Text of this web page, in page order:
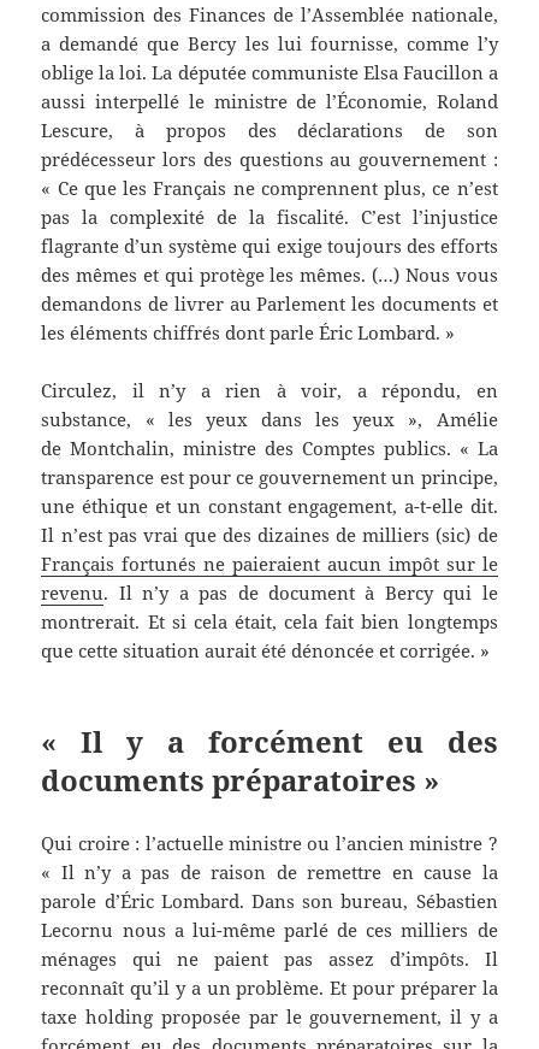
commission des Finances de l’Assemblée nationale,
a demandé que Bercy les lui fournisse, comme l’y
oblige la loi. La députée communiste Elsa Faucillon a
aussi interpellé le ministre de l’Économie, Roland
Lescure, à propos des déclarations de son
prédécesseur lors des questions au gouvernement :
« Ce que les Français ne comprennent plus, ce n’est
pas la complexité de la fiscalité. C’est l’injustice
flagrante d’un système qui exige toujours des efforts
des mêmes et qui protège les mêmes. (…) Nous vous
demandons de livrer au Parlement les documents et
les éléments chiffrés dont parle Éric Lombard. »
Circulez, il n’y a rien à voir, a répondu, en
substance, « les yeux dans les yeux », Amélie
de Montchalin, ministre des Comptes publics. « La
transparence est pour ce gouvernement un principe,
une éthique et un constant engagement, a-t-elle dit.
Il n’est pas vrai que des dizaines de milliers (sic) de
Français fortunés ne paieraient aucun impôt sur le
revenu. Il n’y a pas de document à Bercy qui le
montrerait. Et si cela était, cela fait bien longtemps
que cette situation aurait été dénoncée et corrigée. »
« Il y a forcément eu des
documents préparatoires »
Qui croire : l’actuelle ministre ou l’ancien ministre ?
« Il n’y a pas de raison de remettre en cause la
parole d’Éric Lombard. Dans son bureau, Sébastien
Lecornu nous a lui-même parlé de ces milliers de
ménages qui ne paient pas assez d’impôts. Il
reconnaît qu’il y a un problème. Et pour préparer la
taxe holding proposée par le gouvernement, il y a